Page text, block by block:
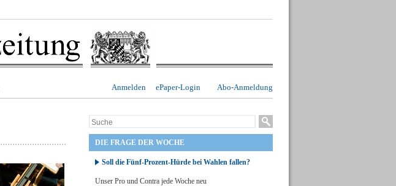
Abo-Anmeldung
ePaper-Login
Anmelden
DIE FRAGE DER WOCHE
Soll die Fünf-Prozent-Hürde bei Wahlen fallen?
Unser Pro und Contra jede Woche neu